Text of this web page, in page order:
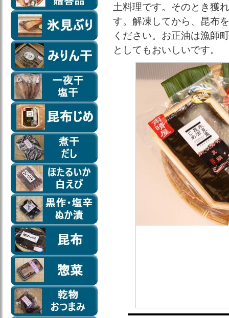
土料理です。そのとき獲
す。解凍してから、昆布
ください。お正油は漁師
としてもおいしいです。